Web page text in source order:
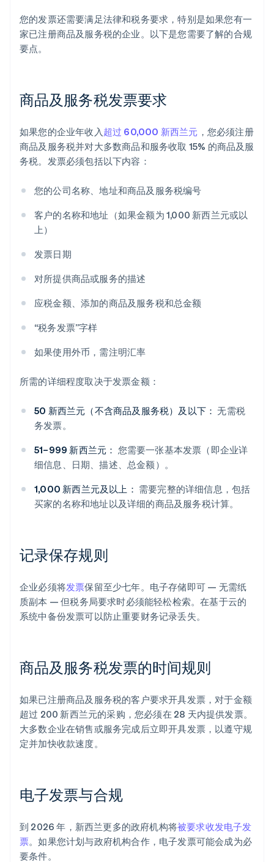
您的发票还需要满足法律和税务要求，特别是如果您有一
家已注册商品及服务税的企业。以下是您需要了解的合规
要点。
商品及服务税发票要求
如果您的企业年收入超过 60,000 新西兰元 ，您必须注册
商品及服务税并对大多数商品和服务收取 15% 的商品及服
务税。发票必须包括以下内容：
您的公司名称、地址和商品及服务税编号
客户的名称和地址（如果金额为 1,000 新西兰元或以
上）
发票日期
对所提供商品或服务的描述
应税金额、添加的商品及服务税和总金额
“税务发票”字样
如果使用外币，需注明汇率
所需的详细程度取决于发票金额：
50 新西兰元（不含商品及服务税）及以下： 无需税
务发票。
51–999 新西兰元： 您需要一张基本发票（即企业详
细信息、日期、描述、总金额）。
1,000 新西兰元及以上： 需要完整的详细信息，包括
买家的名称和地址以及详细的商品及服务税计算。
记录保存规则
企业必须将发票保留至少七年。电子存储即可 — 无需纸
质副本 — 但税务局要求时必须能轻松检索。在基于云的
系统中备份发票可以防止重要财务记录丢失。
商品及服务税发票的时间规则
如果已注册商品及服务税的客户要求开具发票，对于金额
超过 200 新西兰元的采购，您必须在 28 天内提供发票。
大多数企业在销售或服务完成后立即开具发票，以遵守规
定并加快收款速度。
电子发票与合规
到 2026 年，新西兰更多的政府机构将被要求收发电子发
票。如果您计划与政府机构合作，电子发票可能会成为必
要条件。